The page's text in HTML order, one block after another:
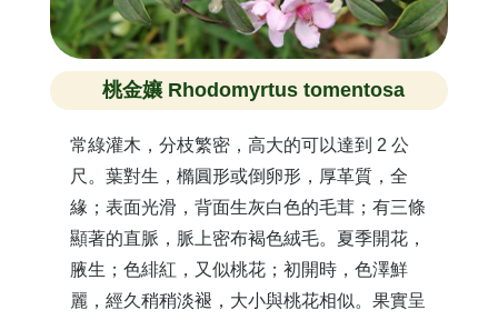
桃金孃 Rhodomyrtus tomentosa
常綠灌木，分枝繁密，高大的可以達到 2 公
尺。葉對生，橢圓形或倒卵形，厚革質，全
緣；表面光滑，背面生灰白色的毛茸；有三條
顯著的直脈，脈上密布褐色絨毛。夏季開花，
腋生；色緋紅，又似桃花；初開時，色澤鮮
麗，經久稍稍淡褪，大小與桃花相似。果實呈